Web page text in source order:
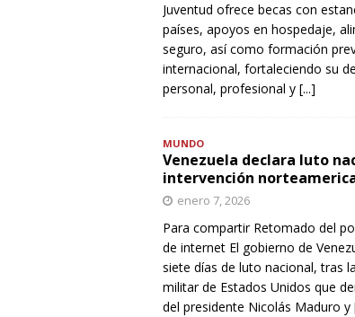
Juventud ofrece becas con
países, apoyos en hospedaje,
seguro, así como formación
internacional, fortaleciendo su
personal, profesional y [...]
MUNDO
Venezuela declara luto
intervención
enero 7, 2026
Para compartir Retomado del
de internet El gobierno de
siete días de luto nacional, tras
militar de Estados Unidos que
del presidente Nicolás Maduro y